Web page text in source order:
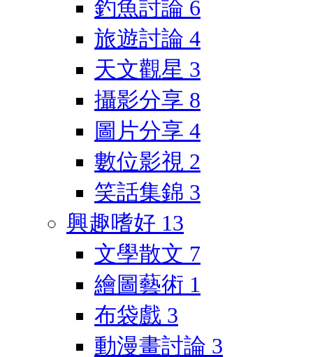
釣魚討論 6
旅遊討論 4
天文觀星 3
攝影分享 8
圖片分享 4
數位影視 2
笑話集錦 3
興趣嗜好 13
文學散文 7
繪圖藝術 1
布袋戲 3
動漫畫討論 3